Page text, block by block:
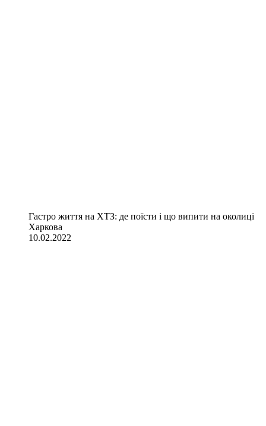
Гастро життя на ХТЗ: де поїсти і що випити на околиці
Харкова
10.02.2022